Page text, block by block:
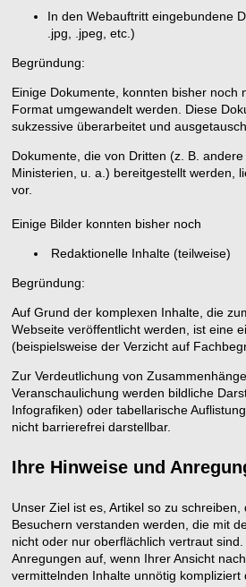
In den Webauftritt eingebundene
.jpg, .jpeg, etc.)
Begründung:
Einige Dokumente, konnten bisher noch
Format umgewandelt werden. Diese
sukzessive überarbeitet und
Dokumente, die von Dritten (z. B. andere
Ministerien, u. a.) bereitgestellt werden,
vor.
Einige Bilder konnten bisher noch
Redaktionelle Inhalte (teilweise)
Begründung:
Auf Grund der komplexen Inhalte, die
Webseite veröffentlicht werden, ist eine
(beispielsweise der Verzicht auf
Zur Verdeutlichung von
Veranschaulichung werden bildliche
Infografiken) oder tabellarische
nicht barrierefrei darstellbar.
Ihre Hinweise und
Unser Ziel ist es, Artikel so zu schreiben,
Besuchern verstanden werden, die mit
nicht oder nur oberflächlich vertraut
Anregungen auf, wenn Ihrer Ansicht
vermittelnden Inhalte unnötig kompliziert